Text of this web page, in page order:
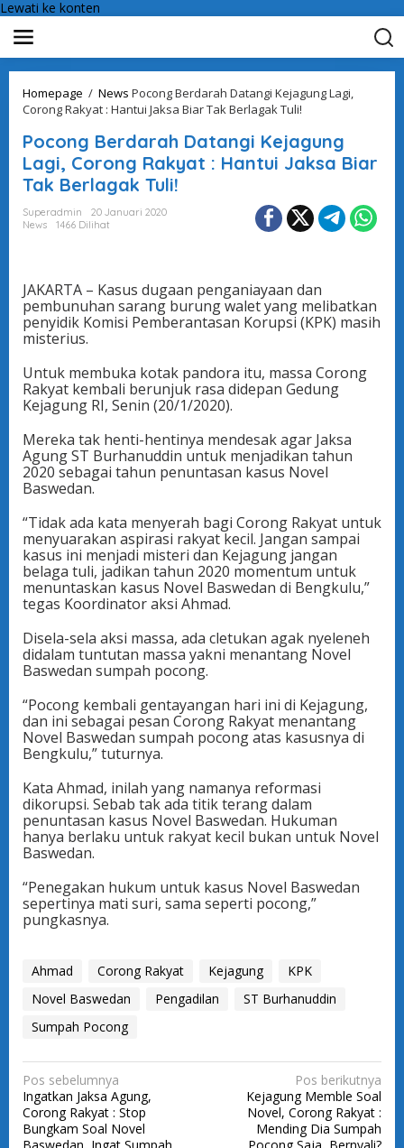
Lewati ke konten
Homepage / News Pocong Berdarah Datangi Kejagung Lagi,
Corong Rakyat : Hantui Jaksa Biar Tak Berlagak Tuli!
Pocong Berdarah Datangi Kejagung
Lagi, Corong Rakyat : Hantui Jaksa Biar
Tak Berlagak Tuli!
Superadmin
20 Januari 2020
News
1466 Dilihat
JAKARTA – Kasus dugaan penganiayaan dan
pembunuhan sarang burung walet yang melibatkan
penyidik Komisi Pemberantasan Korupsi (KPK) masih
misterius.
Untuk membuka kotak pandora itu, massa Corong
Rakyat kembali berunjuk rasa didepan Gedung
Kejagung RI, Senin (20/1/2020).
Mereka tak henti-hentinya mendesak agar Jaksa
Agung ST Burhanuddin untuk menjadikan tahun
2020 sebagai tahun penuntasan kasus Novel
Baswedan.
“Tidak ada kata menyerah bagi Corong Rakyat untuk
menyuarakan aspirasi rakyat kecil. Jangan sampai
kasus ini menjadi misteri dan Kejagung jangan
belaga tuli, jadikan tahun 2020 momentum untuk
menuntaskan kasus Novel Baswedan di Bengkulu,”
tegas Koordinator aksi Ahmad.
Disela-sela aksi massa, ada cletukan agak nyeleneh
didalam tuntutan massa yakni menantang Novel
Baswedan sumpah pocong.
“Pocong kembali gentayangan hari ini di Kejagung,
dan ini sebagai pesan Corong Rakyat menantang
Novel Baswedan sumpah pocong atas kasusnya di
Bengkulu,” tuturnya.
Kata Ahmad, inilah yang namanya reformasi
dikorupsi. Sebab tak ada titik terang dalam
penuntasan kasus Novel Baswedan. Hukuman
hanya berlaku untuk rakyat kecil bukan untuk Novel
Baswedan.
“Penegakan hukum untuk kasus Novel Baswedan
sepertinya mati suri, sama seperti pocong,”
pungkasnya.
Ahmad Corong Rakyat Kejagung
KPK
Novel Baswedan
Pengadilan
ST Burhanuddin
Sumpah Pocong
N
a
v
Pos sebelumnya
Ingatkan Jaksa Agung,
Corong Rakyat : Stop
Bungkam Soal Novel
Pos berikutnya
Kejagung Memble Soal
Novel, Corong Rakyat :
Mending Dia Sumpah